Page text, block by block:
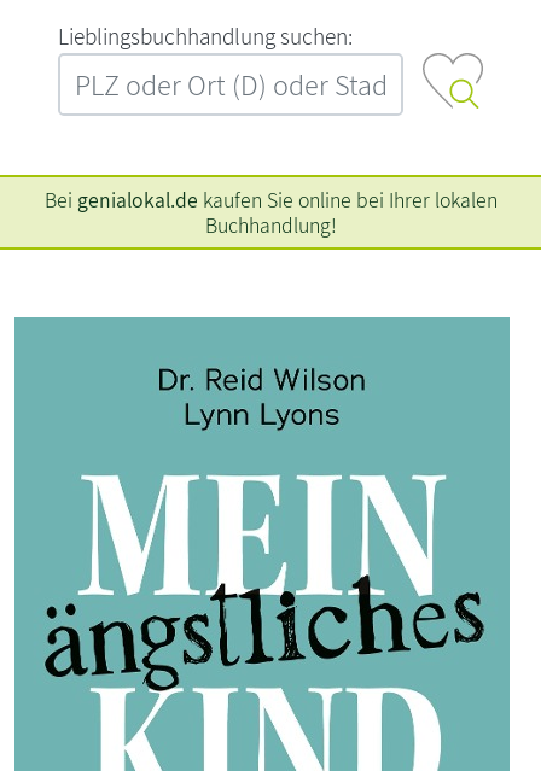
L‍i‍e‍b‍l‍i‍n‍g‍s‍b‍u‍c‍h‍h‍a‍n‍d‍l‍u‍n‍g‍ ‍s‍u‍c‍h‍e‍n‍:‍
Bei genialokal.de kaufen Sie online bei Ihrer lokalen
Buchhandlung!